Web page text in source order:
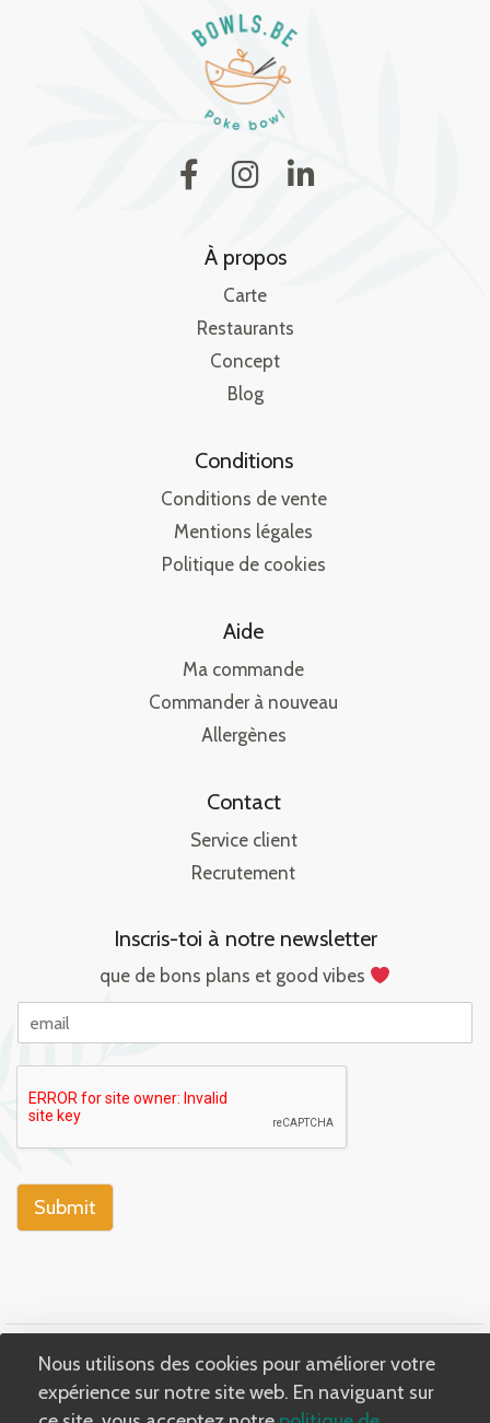
À propos
Carte
Restaurants
Concept
Blog
Conditions
Conditions de vente
Mentions légales
Politique de cookies
Aide
Ma commande
Commander à nouveau
Allergènes
Contact
Service client
Recrutement
Inscris-toi à notre newsletter
que de bons plans et good vibes
m
Submit
Nous utilisons des cookies pour améliorer votre
expérience sur notre site web. En naviguant sur